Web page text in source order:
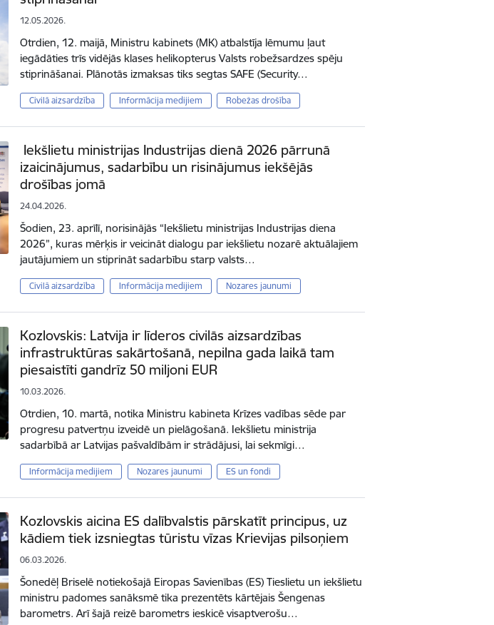
12.05.2026.
Otrdien, 12. maijā, Ministru kabinets (MK) atbalstīja lēmumu ļaut
iegādāties trīs vidējās klases helikopterus Valsts robežsardzes spēju
stiprināšanai. Plānotās izmaksas tiks segtas SAFE (Security…
Civilā aizsardzība Informācija medijiem Robežas drošība
Iekšlietu ministrijas Industrijas dienā 2026 pārrunā
izaicinājumus, sadarbību un risinājumus iekšējās
drošības jomā
24.04.2026.
Šodien, 23. aprīlī, norisinājās “Iekšlietu ministrijas Industrijas diena
2026”, kuras mērķis ir veicināt dialogu par iekšlietu nozarē aktuālajiem
jautājumiem un stiprināt sadarbību starp valsts…
Civilā aizsardzība Informācija medijiem Nozares jaunumi
Kozlovskis: Latvija ir līderos civilās aizsardzības
infrastruktūras sakārtošanā, nepilna gada laikā tam
piesaistīti gandrīz 50 miljoni EUR
10.03.2026.
Otrdien, 10. martā, notika Ministru kabineta Krīzes vadības sēde par
progresu patvertņu izveidē un pielāgošanā. Iekšlietu ministrija
sadarbībā ar Latvijas pašvaldībām ir strādājusi, lai sekmīgi…
Informācija medijiem Nozares jaunumi ES un fondi
Kozlovskis aicina ES dalībvalstis pārskatīt principus, uz
kādiem tiek izsniegtas tūristu vīzas Krievijas pilsoņiem
06.03.2026.
Šonedēļ Briselē notiekošajā Eiropas Savienības (ES) Tieslietu un iekšlietu
ministru padomes sanāksmē tika prezentēts kārtējais Šengenas
barometrs. Arī šajā reizē barometrs ieskicē visaptverošu…